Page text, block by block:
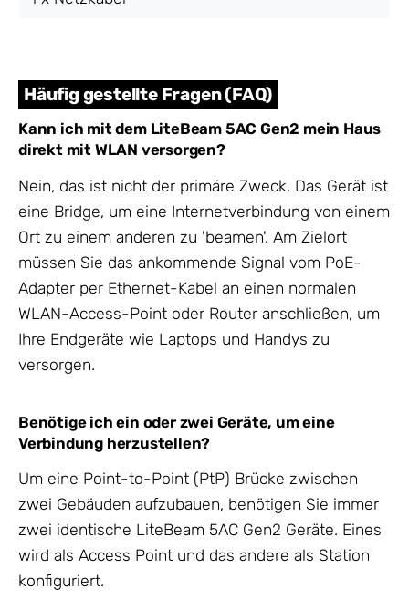
Häufig gestellte Fragen (FAQ)
Kann ich mit dem LiteBeam 5AC Gen2 mein Haus
direkt mit WLAN versorgen?
Nein, das ist nicht der primäre Zweck. Das Gerät ist
eine Bridge, um eine Internetverbindung von einem
Ort zu einem anderen zu 'beamen'. Am Zielort
müssen Sie das ankommende Signal vom PoE-
Adapter per Ethernet-Kabel an einen normalen
WLAN-Access-Point oder Router anschließen, um
Ihre Endgeräte wie Laptops und Handys zu
versorgen.
Benötige ich ein oder zwei Geräte, um eine
Verbindung herzustellen?
Um eine Point-to-Point (PtP) Brücke zwischen
zwei Gebäuden aufzubauen, benötigen Sie immer
zwei identische LiteBeam 5AC Gen2 Geräte. Eines
wird als Access Point und das andere als Station
konfiguriert.